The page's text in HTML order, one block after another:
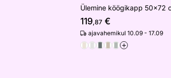
Ülemine köögikapp 50x72
119,87 €
ajavahemikul 10.09 - 17.09
+